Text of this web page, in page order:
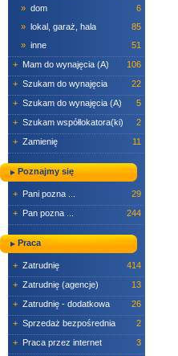
» dom
6
» lokal, garaż, hala
85
» inne
51
+ Mam do wynajęcia (A)
106
+ Szukam do wynajęcia
22
+ Szukam do wynajęcia (A)
5
+ Szukam współlokatora(ki)
2
+ Zamienię 11
Poznajmy się
+ Pani pozna ...
29
+ Pan pozna ... 244
Praca
+ Zatrudnię
414
+ Zatrudnię (agencje)
13
+ Zatrudnię - dodatkowa
26
+ Sprzedaż bezpośrednia
2
+ Praca przez internet
3